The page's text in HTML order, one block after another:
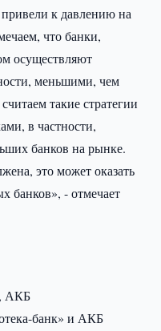
к давлению на
что банки,
осуществляют
меньшими, чем
такие стратегии
в частности,
банков на рынке.
это может оказать
банков», - отмечает
АКБ
банк» и АКБ